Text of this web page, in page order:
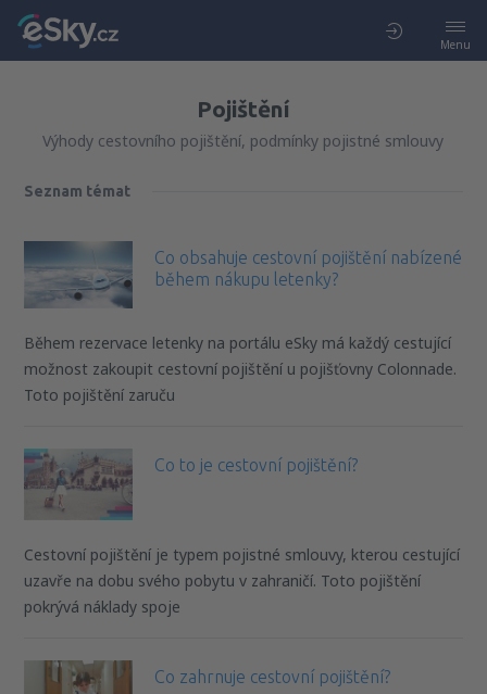
Menu
Pojištění
Výhody cestovního pojištění, podmínky pojistné smlouvy
Seznam témat
Co obsahuje cestovní pojištění nabízené
během nákupu letenky?
Během rezervace letenky na portálu eSky má každý cestující
možnost zakoupit cestovní pojištění u pojišťovny Colonnade.
Toto pojištění zaruču
Co to je cestovní pojištění?
Cestovní pojištění je typem pojistné smlouvy, kterou cestující
uzavře na dobu svého pobytu v zahraničí. Toto pojištění
pokrývá náklady spoje
Co zahrnuje cestovní pojištění?